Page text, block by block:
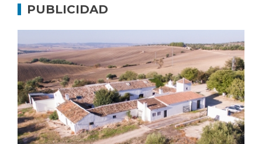
concentración nazis
Bornos
El Frente Popular. Ubrique, febrero-julio 1936
Juntar las letras. La alfabetización en el campo: del
afán de saber a la autogestión
PUBLICIDAD